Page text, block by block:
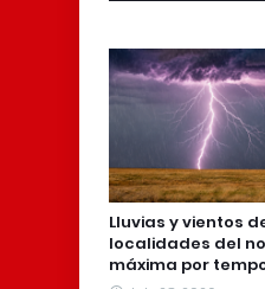
Lluvias y vientos
localidades del
máxima por